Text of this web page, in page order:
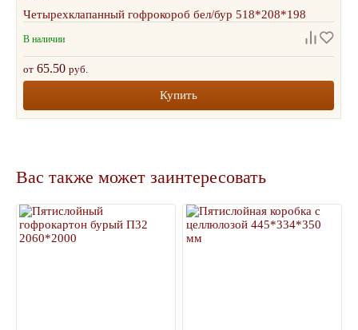
Четырехклапанный гофрокороб бел/бур 518*208*198
В наличии
от 65.50 руб.
Купить
Вас также может заинтересовать